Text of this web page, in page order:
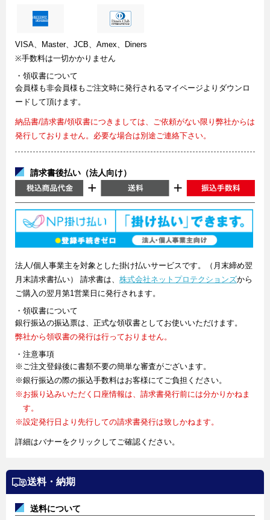
VISA、Master、JCB、Amex、Diners
※手数料は一切かかりません
・領収書について
会員様も非会員様もご注文時に発行されるマイページよりダウンロ
ードして頂けます。
納品書/請求書/領収書につきましては、ご依頼がない限り弊社からは
発行しておりません。必要な場合は別途ご連絡下さい。
請求書後払い（法人向け）
法人/個人事業主を対象とした掛け払いサービスです。（月末締め翌
月末請求書払い） 請求書は、 株式会社ネットプロテクションズから
ご購入の翌月第1営業日に発行されます。
・領収書について
銀行振込の振込票は、正式な領収書としてお使いいただけます。
弊社から領収書の発行は行っておりません。
・注意事項
※ご注文登録後に書類不要の簡単な審査がございます。
※銀行振込の際の振込手数料はお客様にてご負担ください。
※お振り込みいただく口座情報は、請求書発行前には分かりかねま
す。
※設定発行日より先行しての請求書発行は致しかねます。
詳細はバナーをクリックしてご確認ください。
送料・納期
送料について